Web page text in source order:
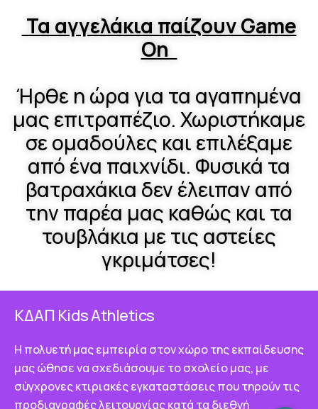
Τα αγγελάκια παίζουν Game
On
Ήρθε η ώρα για τα αγαπημένα
μας επιτραπέζιο. Χωριστήκαμε
σε ομαδούλες και επιλέξαμε
από ένα παιχνίδι. Φυσικά τα
βατραχάκια δεν έλειπαν από
την παρέα μας καθώς και τα
τουβλάκια με τις αστείες
γκριμάτσες!
ΚΔΑΠ Κids Athletics
Η πολυετή μας εμπειρία στον χώρο της εκπαίδευσης
μας ώθησε να σχεδιάσουμε το σχολείο μας, με
σύγχρονες κτιριακές εγκαταστάσεις που τηρούν τις
προδιαγραφές λειτουργίας κατά τα διεθνή